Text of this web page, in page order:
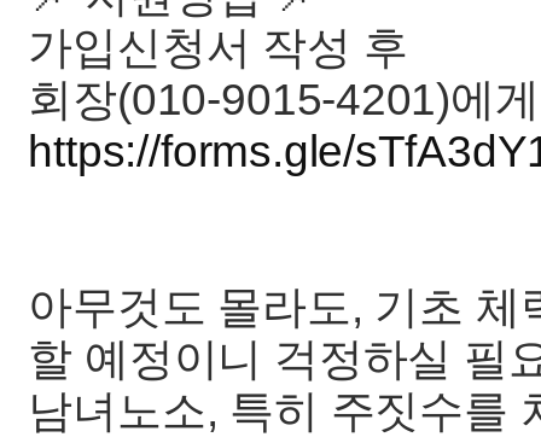
가입신청서 작성 후
회장(010-9015-4201)에
https://forms.gle/
아무것도 몰라도, 기초
할 예정이니 걱정하실 필
남녀노소, 특히 주짓수를